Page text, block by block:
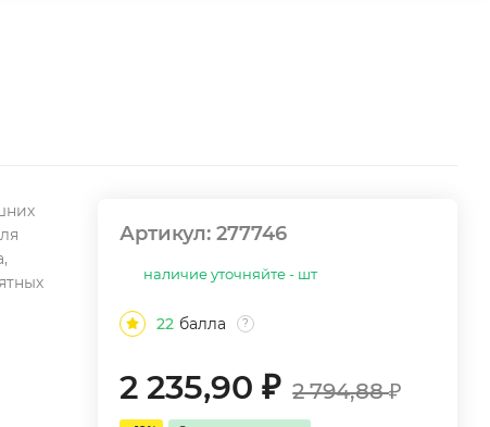
Артикул:277746
наличие уточняйте - шт
22 балла ?
2 235,90₽ 2 794,88₽